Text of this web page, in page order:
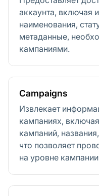
аккаунта, включая
наименования,
метаданные,
кампаниями.
Campaigns
Извлекает
кампаниях,
кампаний,
что позволяет
на уровне